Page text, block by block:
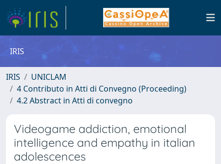
IRIS
IRIS
UNICLAM
4 Contributo in Atti di Convegno (Proceeding)
4.2 Abstract in Atti di convegno
Videogame addiction, emotional
intelligence and empathy in italian
adolescences